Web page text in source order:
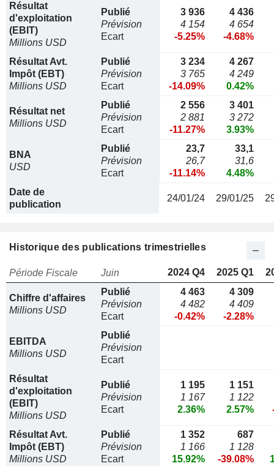
Résultat
d'exploitation
(EBIT)
Millions USD
Publié
Prévision
Ecart
3 936
4 154
-5.25%
4 436
4 654
-4.68%
Résultat Avt.
Impôt (EBT)
Millions USD
Publié
Prévision
Ecart
3 234
3 765
-14.09%
4 267
4 249
0.42%
Résultat net
Millions USD
Publié
Prévision
Ecart
2 556
2 881
-11.27%
3 401
3 272
3.93%
BNA
USD
Publié
Prévision
Ecart
23,7
26,7
-11.14%
33,1
31,6
4.48%
Date de
publication
24/01/24 29/01/25
Historique des publications trimestrielles
Période Fiscale Juin 2024 Q4 2025 Q1
Chiffre d'affaires
Millions USD
Publié
Prévision
Ecart
4 463
4 482
-0.42%
4 309
4 409
-2.28%
EBITDA
Millions USD
Publié
Prévision
Ecart
Résultat
d'exploitation
(EBIT)
Millions USD
Publié
Prévision
Ecart
1 195
1 167
2.36%
1 151
1 122
2.57%
Résultat Avt.
Impôt (EBT)
Millions USD
Publié
Prévision
Ecart
1 352
1 166
15.92%
687
1 128
-39.08%